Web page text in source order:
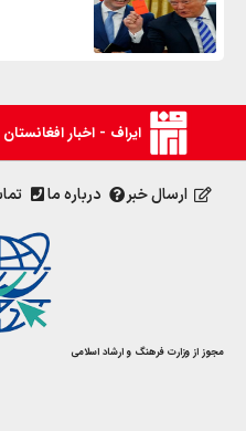
ایراف - اخبار افغانستان
ارسال خبر درباره ما
مجوز از وزارت فرهنگ و ارشاد اسلامی